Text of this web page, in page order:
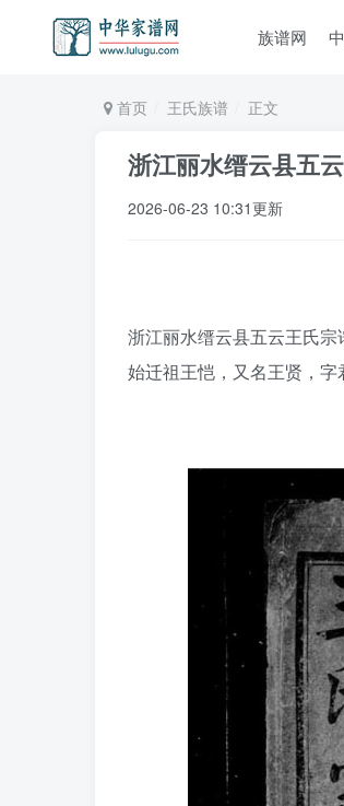
族谱网
首页 王氏族谱 正文
浙江丽水缙云县五
2026-06-23 10:31更新
浙江丽水缙云县五云王氏宗
始迁祖王恺，又名王贤，字